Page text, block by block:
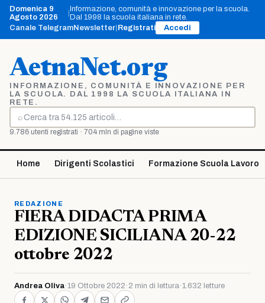
Vai
contenuto
Domenica 9
Agosto 2026
|Informazione, comunità e innovazione per la scuola.
Dal 1998 la scuola italiana in rete.
Canale TelegramNewsletter Registrati Accedi
AetnaNet.org
INFORMAZIONE, COMUNITÀ E INNOVAZIONE PER
LA SCUOLA. DAL 1998 LA SCUOLA ITALIANA IN
RETE.
⌕
Cerca
9.786 utenti registrati · 704 mln di pagine viste
Home Dirigenti Scolastici Formazione Scuola Lavoro
REDAZIONE
FIERA DIDACTA PRIMA
EDIZIONE SICILIANA 20-22
ottobre 2022
Andrea Oliva·19 Ottobre 2022 · 2 min di lettura·1.632 letture